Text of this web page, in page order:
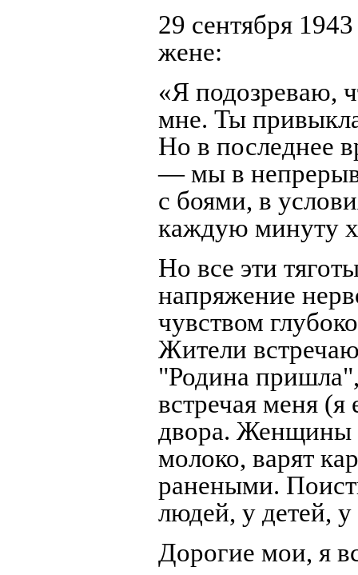
29 сентября
жене:
«Я подозреваю,
мне. Ты
Но в последнее
— мы в
с боями, в
каждую минуту
Но все эти
напряжение
чувством
Жители
"Родина
встречая меня (я
двора. Женщины
молоко, варят
ранеными.
людей, у детей, у
Дорогие мои, я